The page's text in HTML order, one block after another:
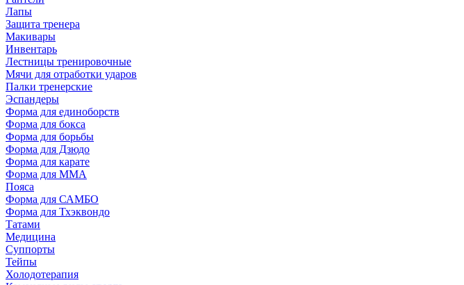
Лапы
Защита тренера
Макивары
Инвентарь
Лестницы тренировочные
Мячи для отработки ударов
Палки тренерские
Эспандеры
Форма для единоборств
Форма для бокса
Форма для борьбы
Форма для Дзюдо
Форма для карате
Форма для MMA
Пояса
Форма для САМБО
Форма для Тхэквондо
Татами
Медицина
Суппорты
Тейпы
Холодотерапия